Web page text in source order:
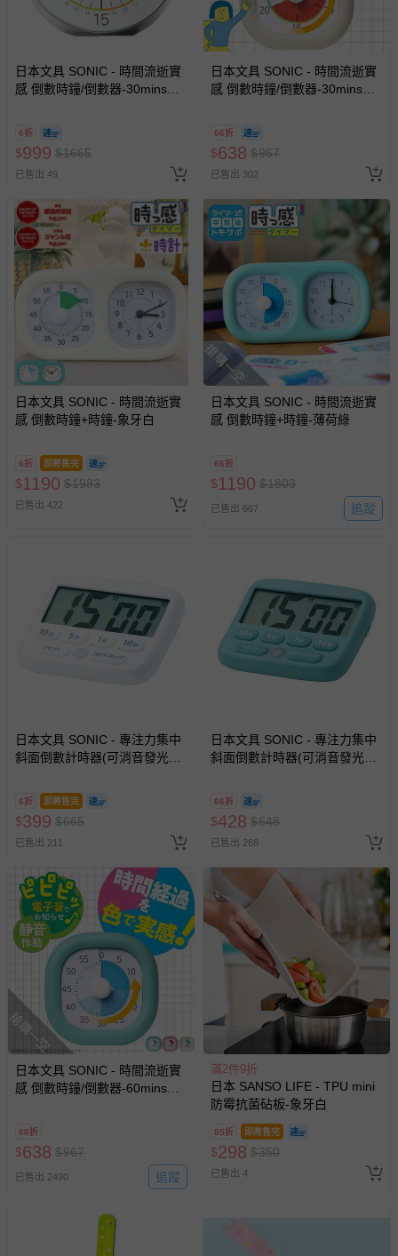
日本文具 SONIC - 時間流逝實
感 倒數時鐘/倒數器-30mins版-
6折
$999 $1665
已售出 49
日本文具 SONIC - 時間流逝實
感 倒數時鐘/倒數器-30mins版-
66折
$638 $967
已售出 302
日本文具 SONIC - 時間流逝實
感 倒數時鐘+時鐘-象牙白
6折 即將售完
$1190 $1983
已售出 422
搶購一空
日本文具 SONIC - 時間流逝實
感 倒數時鐘+時鐘-薄荷綠
66折
$1190 $1803
已售出 667 追蹤
日本文具 SONIC - 專注力集中
斜面倒數計時器(可消音發光提
6折 即將售完
$399 $665
已售出 211
日本文具 SONIC - 專注力集中
斜面倒數計時器(可消音發光提
66折
$428 $648
已售出 268
搶購一空
日本文具 SONIC - 時間流逝實
感 倒數時鐘/倒數器-60mins版-
66折
$638 $967
已售出 2490 追蹤
滿2件9折
日本 SANSO LIFE - TPU mini
防霉抗菌砧板-象牙白
85折 即將售完
$298 $350
已售出 4